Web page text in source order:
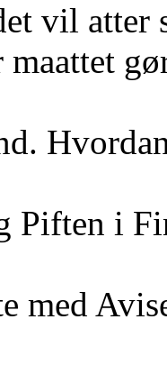
vil atter
Piften i
med